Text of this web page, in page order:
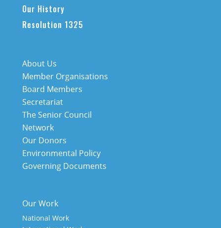
Our History
Resolution 1325
About Us
Member Organisations
Board Members
Secretariat
The Senior Council
Network
Our Donors
Environmental Policy
Governing Documents
Our Work
National Work